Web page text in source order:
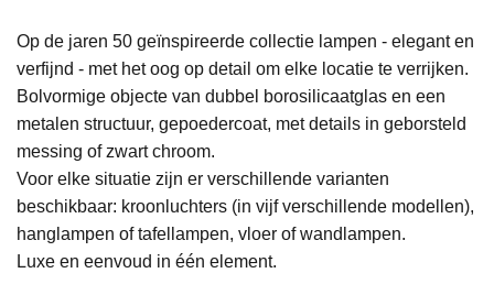
Op de jaren 50 geïnspireerde collectie lampen - elegant en
verfijnd - met het oog op detail om elke locatie te verrijken.
Bolvormige objecte van dubbel borosilicaatglas en een
metalen structuur, gepoedercoat, met details in geborsteld
messing of zwart chroom.
Voor elke situatie zijn er verschillende varianten
beschikbaar: kroonluchters (in vijf verschillende modellen),
hanglampen of tafellampen, vloer of wandlampen.
Luxe en eenvoud in één element.